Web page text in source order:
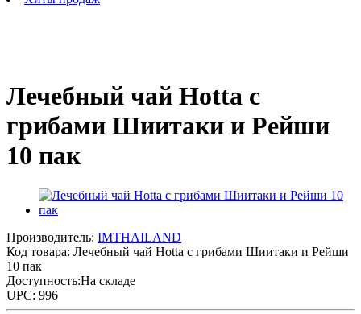
Лечебный чай Hotta с
грибами Шиитаки и Рейши
10 пак
Производитель: IMTHAILAND
Код товара: Лечебный чай Hotta с грибами Шиитаки и Рейши
10 пак
Доступность:На складе
UPC: 996